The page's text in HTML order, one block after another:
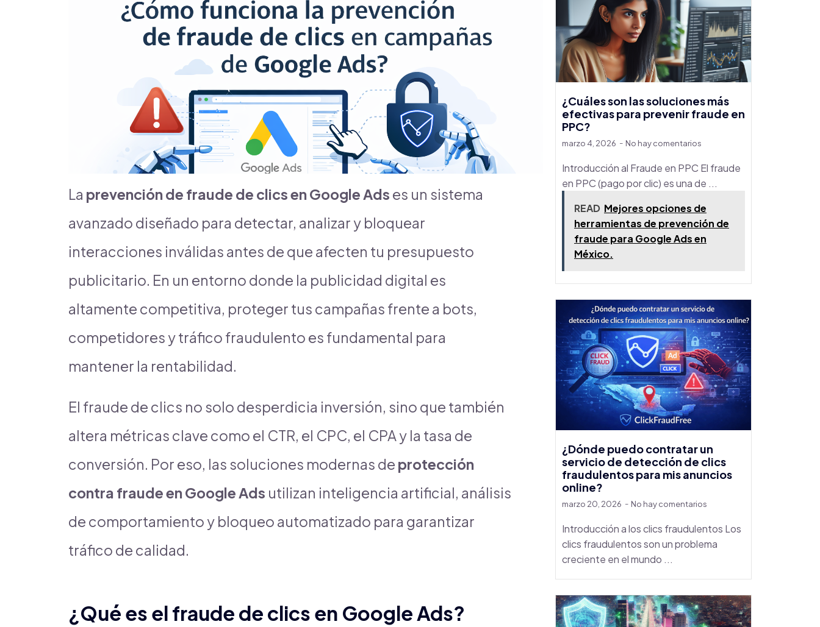
La prevención de fraude de clics en Google Ads es un sistema
avanzado diseñado para detectar, analizar y bloquear
interacciones inválidas antes de que afecten tu presupuesto
publicitario. En un entorno donde la publicidad digital es
altamente competitiva, proteger tus campañas frente a bots,
competidores y tráfico fraudulento es fundamental para
mantener la rentabilidad.
El fraude de clics no solo desperdicia inversión, sino que también
altera métricas clave como el CTR, el CPC, el CPA y la tasa de
conversión. Por eso, las soluciones modernas de protección
contra fraude en Google Ads utilizan inteligencia artificial, análisis
de comportamiento y bloqueo automatizado para garantizar
tráfico de calidad.
¿Qué es el fraude de clics en Google Ads?
¿Cuáles son las soluciones más
efectivas para prevenir fraude en
PPC?
marzo 4, 2026 No hay comentarios
Introducción al Fraude en PPC El fraude
en PPC (pago por clic) es una de ...
READ Mejores opciones de
herramientas de prevención de
fraude para Google Ads en
México.
¿Dónde puedo contratar un
servicio de detección de clics
fraudulentos para mis anuncios
online?
marzo 20, 2026 No hay comentarios
Introducción a los clics fraudulentos Los
clics fraudulentos son un problema
creciente en el mundo ...